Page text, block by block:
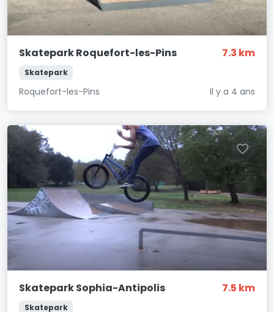
Skatepark Roquefort-les-Pins 7.3 km
Skatepark
Roquefort-les-Pins Il y a 4 ans
Skatepark Sophia-Antipolis 7.5 km
Skatepark